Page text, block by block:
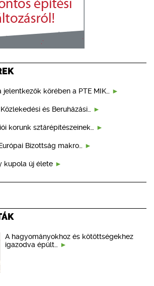
körében a PTE MIK…
és Beruházási…
korunk sztárépítészeinek…
Bizottság makro…
kupola új élete
A hagyományokhoz és kötöttségekhez
igazodva épült…